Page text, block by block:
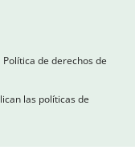
Política de derechos de
las políticas de